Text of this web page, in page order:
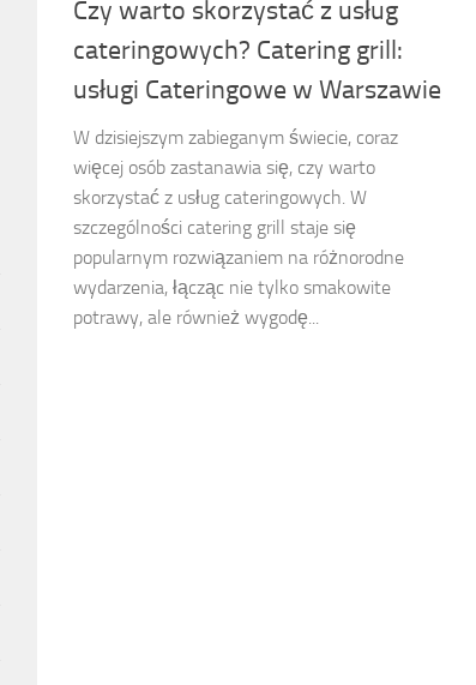
Czy warto skorzystać z usług
cateringowych? Catering grill:
usługi Cateringowe w Warszawie
W dzisiejszym zabieganym świecie, coraz
więcej osób zastanawia się, czy warto
skorzystać z usług cateringowych. W
szczególności catering grill staje się
popularnym rozwiązaniem na różnorodne
wydarzenia, łącząc nie tylko smakowite
potrawy, ale również wygodę...